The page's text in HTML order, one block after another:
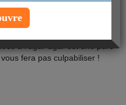
à l'agar-agar est une pure
fera pas culpabiliser !